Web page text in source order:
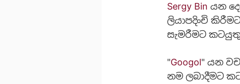
Sergy Bin යන
ලියාපදිංචි
සැමරීමට
"Googol" යන
නම ලබාදීමට